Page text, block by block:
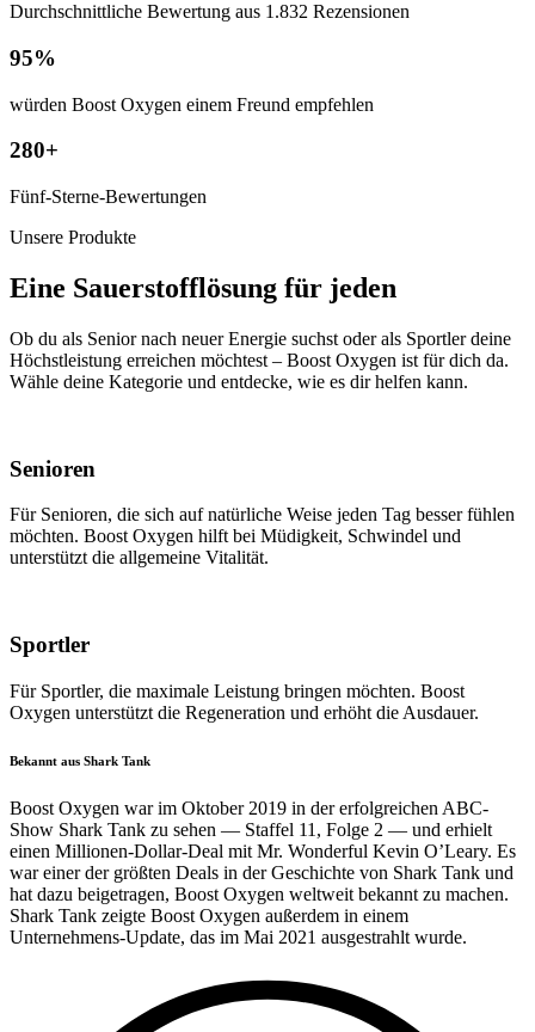
Durchschnittliche Bewertung aus 1.832 Rezensionen
95%
würden Boost Oxygen einem Freund empfehlen
280+
Fünf-Sterne-Bewertungen
Unsere Produkte
Eine Sauerstofflösung für jeden
Ob du als Senior nach neuer Energie suchst oder als Sportler deine
Höchstleistung erreichen möchtest – Boost Oxygen ist für dich da.
Wähle deine Kategorie und entdecke, wie es dir helfen kann.
Senioren
Für Senioren, die sich auf natürliche Weise jeden Tag besser fühlen
möchten. Boost Oxygen hilft bei Müdigkeit, Schwindel und
unterstützt die allgemeine Vitalität.
Sportler
Für Sportler, die maximale Leistung bringen möchten. Boost
Oxygen unterstützt die Regeneration und erhöht die Ausdauer.
Bekannt aus Shark Tank
Boost Oxygen war im Oktober 2019 in der erfolgreichen ABC-
Show Shark Tank zu sehen — Staffel 11, Folge 2 — und erhielt
einen Millionen-Dollar-Deal mit Mr. Wonderful Kevin O’Leary. Es
war einer der größten Deals in der Geschichte von Shark Tank und
hat dazu beigetragen, Boost Oxygen weltweit bekannt zu machen.
Shark Tank zeigte Boost Oxygen außerdem in einem
Unternehmens-Update, das im Mai 2021 ausgestrahlt wurde.